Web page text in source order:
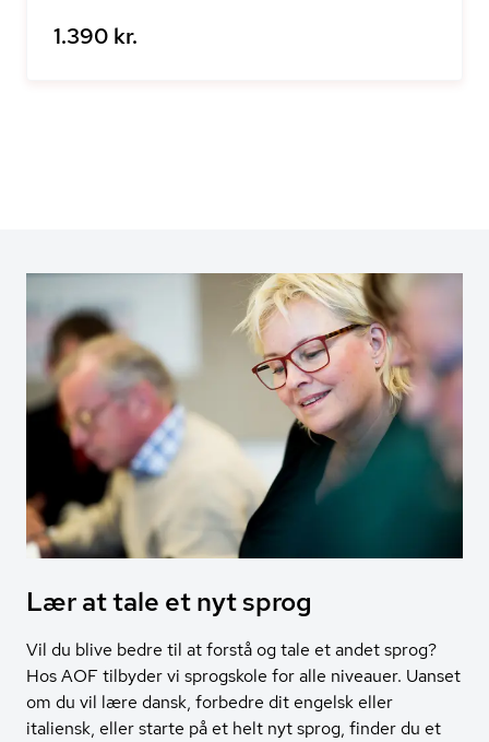
1.390 kr.
Lær at tale et nyt sprog
Vil du blive bedre til at forstå og tale et andet sprog?
Hos AOF tilbyder vi sprogskole for alle niveauer. Uanset
om du vil lære dansk, forbedre dit engelsk eller
italiensk, eller starte på et helt nyt sprog, finder du et